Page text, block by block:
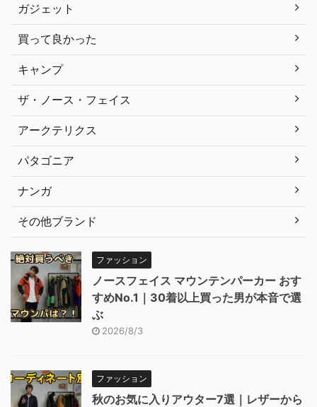
ガジェット
買って良かった
キャンプ
ザ・ノース・フェイス
アークテリクス
パタゴニア
ナンガ
その他ブランド
ファッション
ノースフェイス マウンテンパーカー おす
すめNo.1｜30着以上買った男が本音で選
ぶ
2026/8/3
ファッション
秋のお気に入りアウター7選｜レザーから